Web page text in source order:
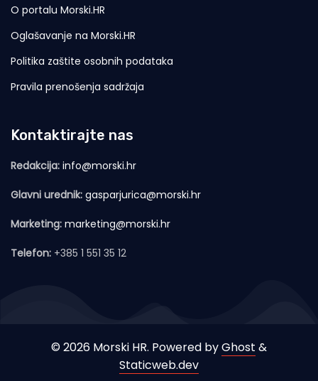
O portalu Morski.HR
Oglašavanje na Morski.HR
Politika zaštite osobnih podataka
Pravila prenošenja sadržaja
Kontaktirajte nas
Redakcija: info@morski.hr
Glavni urednik: gasparjurica@morski.hr
Marketing: marketing@morski.hr
Telefon: +385 1 551 35 12
© 2026 Morski HR. Powered byGhost &
Staticweb.dev